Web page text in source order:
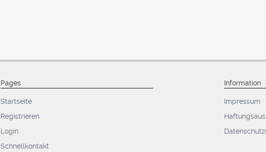
Pages
Startseite
Registrieren
Login
Schnellkontakt
Information
Impressum